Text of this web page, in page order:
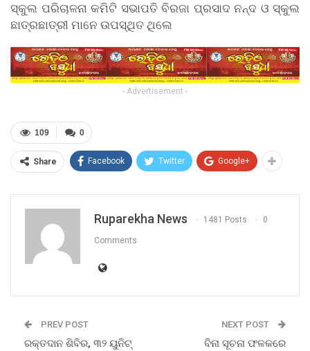
ସ୍କୁଲ ପରିଚାଳନା କମିଟି ସଭାପତି ବିରଜା ପ୍ରସାଦ ନନ୍ଦ ଓ ସ୍କୁଲ
ଛାତ୍ରଛାତ୍ରୀ ମାନେ ଉପସ୍ଥିତ ଥିଲେ
- Advertisement -
0
109
Share Facebook Twitter Google+
Ruparekha News 1481 Posts 0
Comments
PREV POST
ରକ୍ତଦାନ ଶିବିର, ୩୨ ୟୁନିଟ୍
NEXT POST
ବିନା ସୂଚନା ଫଳକରେ